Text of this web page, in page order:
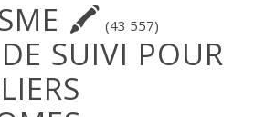
🖍 (43 557)
SUIVI POUR